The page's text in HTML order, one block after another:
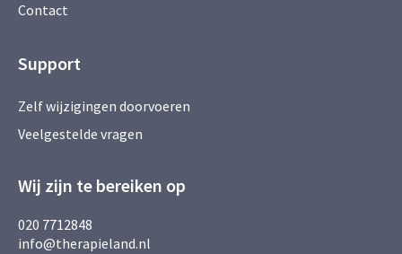
Contact
Support
Zelf wijzigingen doorvoeren
Veelgestelde vragen
Wij zijn te bereiken op
020 7712848
info@therapieland.nl